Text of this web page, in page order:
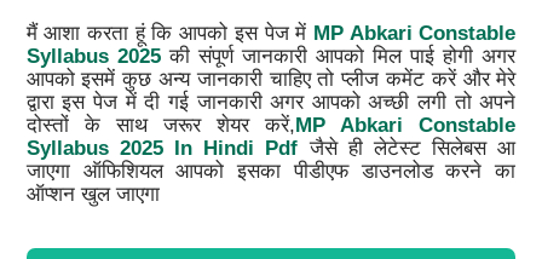
मैं आशा करता हूं कि आपको इस पेज में MP Abkari Constable
Syllabus 2025की संपूर्ण जानकारी आपको मिल पाई होगी अगर
आपको इसमें कुछ अन्य जानकारी चाहिए तो प्लीज कमेंट करें और मेरे
द्वारा इस पेज में दी गई जानकारी अगर आपको अच्छी लगी तो अपने
दोस्तों के साथ जरूर शेयर करें,MP Abkari Constable
Syllabus 2025 In Hindi Pdf जैसे ही लेटेस्ट सिलेबस आ
जाएगा ऑफिशियल आपको इसका पीडीएफ डाउनलोड करने का
ऑप्शन खुल जाएगा